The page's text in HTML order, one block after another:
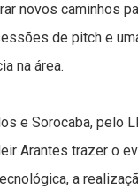
novos caminhos
de pitch e
na área.
e Sorocaba, pelo
Arantes trazer o
a